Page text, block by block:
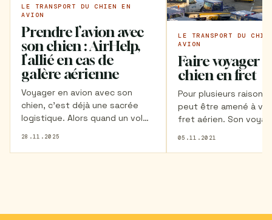
LE TRANSPORT DU CHIEN EN
AVION
Prendre l’avion avec
son chien : AirHelp,
l’allié en cas de
galère aérienne
Voyager en avion avec son
chien, c’est déjà une sacrée
logistique. Alors quand un vol
l’embarquement, les choses se
28.11.2025
LE TRANSPORT DU
AVION
Faire voyager
chien en fret
Pour plusieurs
peut être amené à
fret aérien. Son
05.11.2021